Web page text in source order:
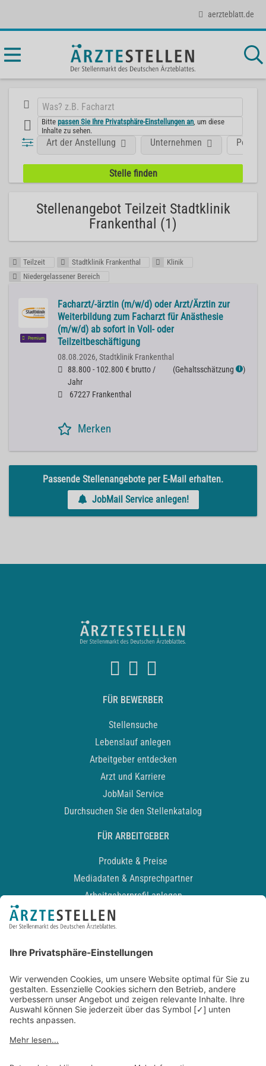
aerzteblatt.de
Bittepassen Sie Ihre Privatsphäre-Einstellungen an , um diese
Inhalte zu sehen.
Art der Anstellung Unternehmen
Stellenangebot Teilzeit Stadtklinik
Frankenthal (1)
Teilzeit Stadtklinik Frankenthal
Klinik
Niedergelassener Bereich
Premium
Facharzt/-ärztin (m/w/d) oder Arzt/Ärztin zur
Weiterbildung zum Facharzt für Anästhesie
(m/w/d) ab sofort in Voll- oder
Teilzeitbeschäftigung
08.08.2026, Stadtklinik Frankenthal
88.800 - 102.800 € brutto /
Jahr
(Gehaltsschätzung ℹ )
67227 Frankenthal
Merken
Passende Stellenangebote per E-Mail erhalten.
JobMail Service anlegen!
FÜR BEWERBER
Stellensuche
Lebenslauf anlegen
Arbeitgeber entdecken
Arzt und Karriere
JobMail Service
Durchsuchen Sie den Stellenkatalog
FÜR ARBEITGEBER
Produkte & Preise
Mediadaten & Ansprechpartner
Arbeitgeberprofil anlegen
Recruiting-Podcast
Kontakt
Datenschutz
Newsletter